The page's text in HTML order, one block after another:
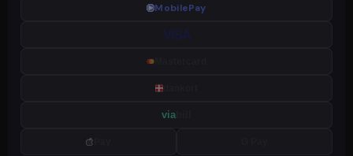
MobilePay
VISA
via